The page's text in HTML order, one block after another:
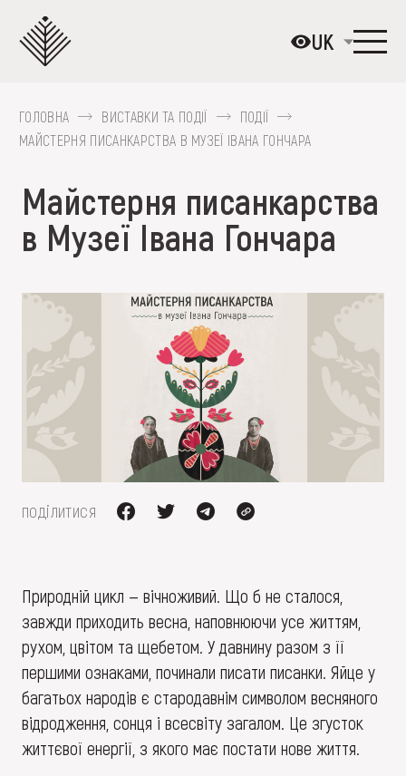
основного
вмісту
UK
ПРО МУЗЕЙ
ВИСТАВКИ ТА ПОДІЇ
МЕДІА
НАВЧИТИСЯ
ПОСЛУГИ
FAQ
ОНЛАЙН-КРАМНИЦЯ
ПІДТРИМАТИ
ГОЛОВНА ВИСТАВКИ ТА ПОДІЇ
ПОДІЇ
МАЙСТЕРНЯ ПИСАНКАРСТВА В МУЗЕЇ ІВАНА ГОНЧАРА
Майстерня писанкарства
в Музеї Івана Гончара
поділитися
Природній цикл — вічноживий. Що б не сталося,
завжди приходить весна, наповнюючи усе життям,
рухом, цвітом та щебетом. У давнину разом з її
першими ознаками, починали писати писанки. Яйце у
багатьох народів є стародавнім символом весняного
відродження, сонця і всесвіту загалом. Це згусток
життєвої енергії, з якого має постати нове життя.